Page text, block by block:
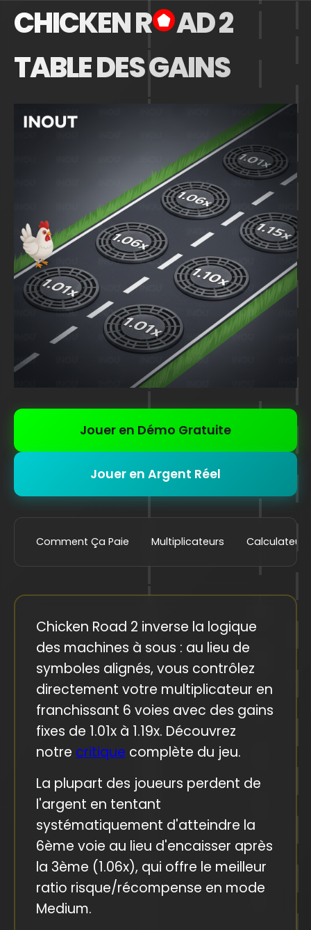
CHICKEN R
AD 2
TABLE DES GAINS
Jouer en Démo Gratuite
Jouer en Argent Réel
Comment Ça Paie Multiplicateurs Calculateur
Chicken Road 2 inverse la logique
des machines à sous : au lieu de
symboles alignés, vous contrôlez
directement votre multiplicateur en
franchissant 6 voies avec des gains
fixes de 1.01x à 1.19x. Découvrez
notre critique complète du jeu.
La plupart des joueurs perdent de
l'argent en tentant
systématiquement d'atteindre la
6ème voie au lieu d'encaisser après
la 3ème (1.06x), qui offre le meilleur
ratio risque/récompense en mode
Medium.